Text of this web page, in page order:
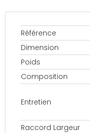
Référence
Dimension
Poids
Composition
Entretien
Raccord Largeur